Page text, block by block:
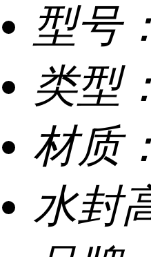
型号：
类型：
材质：
水封